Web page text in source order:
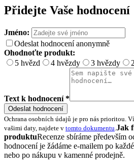
Přidejte Vaše hodnocení
Jméno:
Odeslat hodnocení anonymně
Ohodnoťte produkt:
5 hvězd
4 hvězdy 3 hvězdy
Text k hodnocení *
Odeslat hodnocení
Ochrana osobních údajů je pro nás prioritou.
vašimi daty, najdete v tomto dokumentu Jak
produktuRecenze sbíráme především
hodnocení je žádáme e-mailem po
nebo po nákupu v kamenné prodejně.